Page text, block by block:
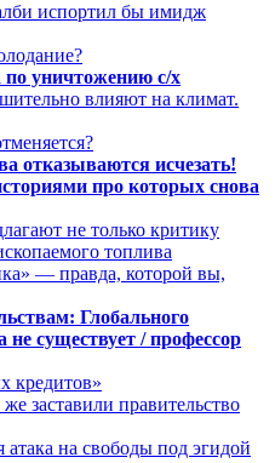
испортил бы имидж
уничтожению с/х
влияют на климат.
отказываются исчезать!
про которых снова
не только критику
топлива
— правда, которой вы,
Глобального
не существует / профессор
кредитов»
заставили правительство
на свободы под эгидой